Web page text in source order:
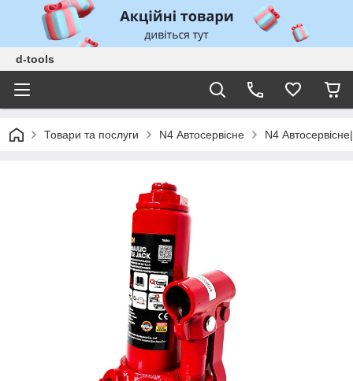
d-tools
Товари та послуги N4 Автосервісне N4